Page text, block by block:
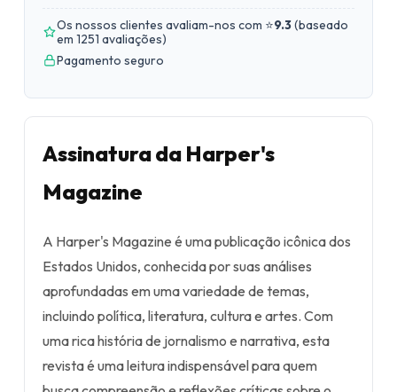
Os nossos clientes avaliam-nos com ⭐9.3(baseado
em 1251 avaliações)
Pagamento seguro
Assinatura da Harper's
Magazine
A Harper's Magazine é uma publicação icônica dos
Estados Unidos, conhecida por suas análises
aprofundadas em uma variedade de temas,
incluindo política, literatura, cultura e artes. Com
uma rica história de jornalismo e narrativa, esta
revista é uma leitura indispensável para quem